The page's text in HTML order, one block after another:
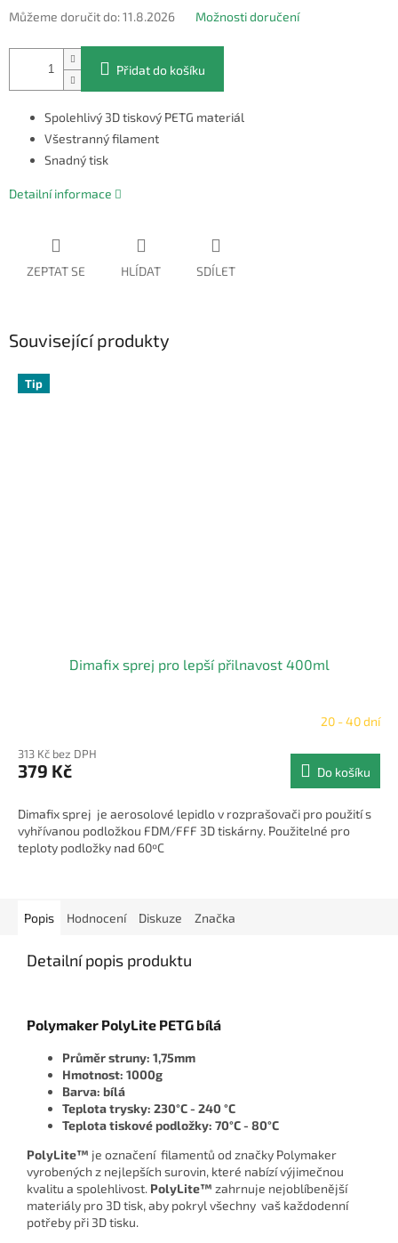
Můžeme doručit do:11.8.2026 Možnosti doručení
Přidat do košíku
Spolehlivý 3D tiskový PETG materiál
Všestranný filament
Snadný tisk
Detailní informace
ZEPTAT SE HLÍDAT SDÍLET
Související produkty
Tip
Dimafix sprej pro lepší přilnavost 400ml
produktu
je
z
hvězdiček.
20 - 40 dní
313 Kč bez DPH
379 Kč Do košíku
Dimafix sprej je aerosolové lepidlo v rozprašovači pro použití s
vyhřívanou podložkou FDM/FFF 3D tiskárny. Použitelné pro
teploty podložky nad 60ºC
Popis Hodnocení Diskuze Značka
Detailní popis produktu
Polymaker PolyLite PETG bílá
Průměr struny: 1,75mm
Hmotnost: 1000g
Barva: bílá
Teplota trysky: 230°C - 240 °C
Teplota tiskové podložky: 70°C - 80°C
PolyLite™ je označení filamentů od značky Polymaker
vyrobených z nejlepších surovin, které nabízí výjimečnou
kvalitu a spolehlivost. PolyLite™ zahrnuje nejoblíbenější
materiály pro 3D tisk, aby pokryl všechny vaš každodenní
potřeby při 3D tisku.